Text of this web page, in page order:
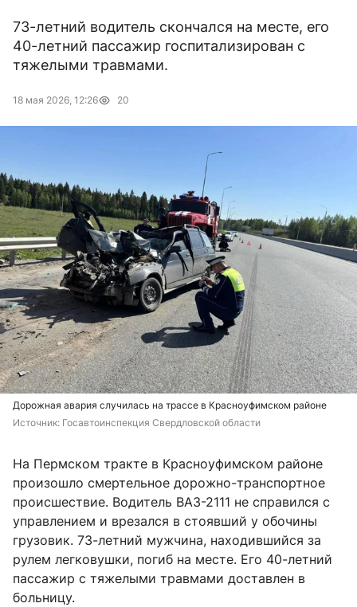
73-летний водитель скончался на месте, его
40-летний пассажир госпитализирован с
тяжелыми травмами.
18 мая 2026, 12:26 20
Дорожная авария случилась на трассе в Красноуфимском районе
Источник: Госавтоинспекция Свердловской области
На Пермском тракте в Красноуфимском районе
произошло смертельное дорожно-транспортное
происшествие. Водитель ВАЗ-2111 не справился с
управлением и врезался в стоявший у обочины
грузовик. 73-летний мужчина, находившийся за
рулем легковушки, погиб на месте. Его 40-летний
пассажир с тяжелыми травмами доставлен в
больницу.